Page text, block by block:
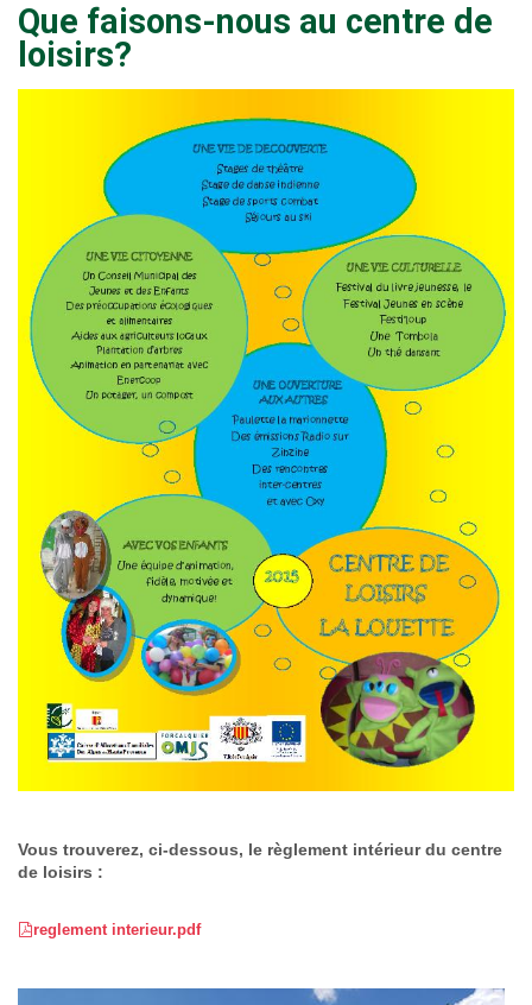
Que faisons-nous au centre de
loisirs?
Vous trouverez, ci-dessous, le règlement intérieur du centre
de loisirs :
reglement interieur.pdf